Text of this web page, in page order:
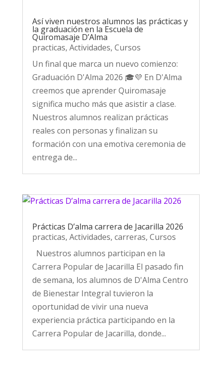
Así viven nuestros alumnos las prácticas y
la graduación en la Escuela de
Quiromasaje D’Alma
practicas, Actividades, Cursos
Un final que marca un nuevo comienzo:
Graduación D'Alma 2026 🎓💜 En D'Alma
creemos que aprender Quiromasaje
significa mucho más que asistir a clase.
Nuestros alumnos realizan prácticas
reales con personas y finalizan su
formación con una emotiva ceremonia de
entrega de...
Prácticas D’alma carrera de Jacarilla 2026
practicas, Actividades, carreras, Cursos
Nuestros alumnos participan en la
Carrera Popular de Jacarilla El pasado fin
de semana, los alumnos de D'Alma Centro
de Bienestar Integral tuvieron la
oportunidad de vivir una nueva
experiencia práctica participando en la
Carrera Popular de Jacarilla, donde...